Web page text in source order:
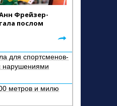
Фрейзер-
послом
для спортсменов-
нарушениями
метров и милю